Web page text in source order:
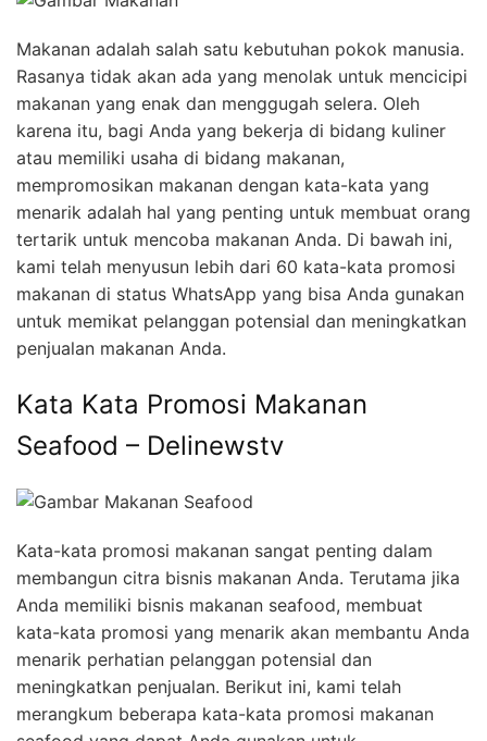
Makanan adalah salah satu kebutuhan pokok manusia.
Rasanya tidak akan ada yang menolak untuk mencicipi
makanan yang enak dan menggugah selera. Oleh
karena itu, bagi Anda yang bekerja di bidang kuliner
atau memiliki usaha di bidang makanan,
mempromosikan makanan dengan kata-kata yang
menarik adalah hal yang penting untuk membuat orang
tertarik untuk mencoba makanan Anda. Di bawah ini,
kami telah menyusun lebih dari 60 kata-kata promosi
makanan di status WhatsApp yang bisa Anda gunakan
untuk memikat pelanggan potensial dan meningkatkan
penjualan makanan Anda.
Kata Kata Promosi Makanan
Seafood – Delinewstv
Kata-kata promosi makanan sangat penting dalam
membangun citra bisnis makanan Anda. Terutama jika
Anda memiliki bisnis makanan seafood, membuat
kata-kata promosi yang menarik akan membantu Anda
menarik perhatian pelanggan potensial dan
meningkatkan penjualan. Berikut ini, kami telah
merangkum beberapa kata-kata promosi makanan